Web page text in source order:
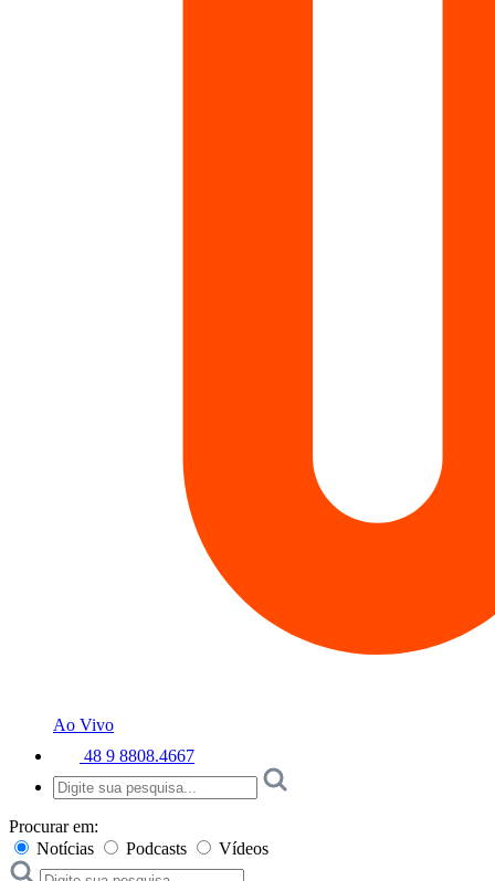
Ao Vivo
48 9 8808.4667
Procurar em:
Notícias
Podcasts Vídeos